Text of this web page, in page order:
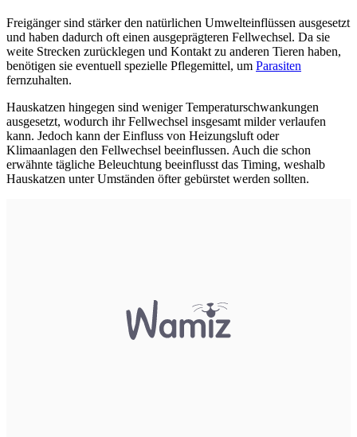
Freigänger sind stärker den natürlichen Umwelteinflüssen ausgesetzt
und haben dadurch oft einen ausgeprägteren Fellwechsel. Da sie
weite Strecken zurücklegen und Kontakt zu anderen Tieren haben,
benötigen sie eventuell spezielle Pflegemittel, um Parasiten
fernzuhalten.
Hauskatzen hingegen sind weniger Temperaturschwankungen
ausgesetzt, wodurch ihr Fellwechsel insgesamt milder verlaufen
kann. Jedoch kann der Einfluss von Heizungsluft oder
Klimaanlagen den Fellwechsel beeinflussen. Auch die schon
erwähnte tägliche Beleuchtung beeinflusst das Timing, weshalb
Hauskatzen unter Umständen öfter gebürstet werden sollten.